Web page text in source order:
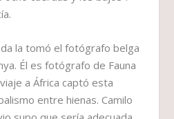
la tomó el fotógrafo belga
Él es fotógrafo de Fauna
a África captó esta
entre hienas. Camilo